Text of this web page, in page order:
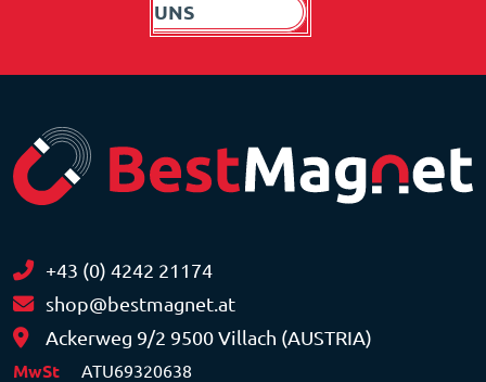
UNS
+43 (0) 4242 21174
shop@bestmagnet.at
Ackerweg 9/2 9500 Villach (AUSTRIA)
MwSt ATU69320638